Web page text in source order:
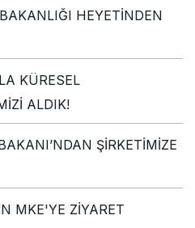
HEYETİNDEN
KÜRESEL
ALDIK!
ŞİRKETİMİZE
MKE'YE ZİYARET